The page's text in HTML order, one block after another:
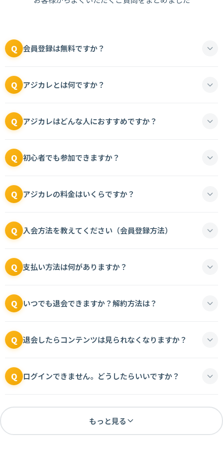
Q 会員登録は無料ですか？
Q アジカレとは何ですか？
Q アジカレはどんな人におすすめですか？
Q 初心者でも参加できますか？
Q アジカレの料金はいくらですか？
Q 入会方法を教えてください（会員登録方法）
Q 支払い方法は何がありますか？
Q いつでも退会できますか？解約方法は？
Q 退会したらコンテンツは見られなくなりますか？
Q ログインできません。どうしたらいいですか？
もっと見る